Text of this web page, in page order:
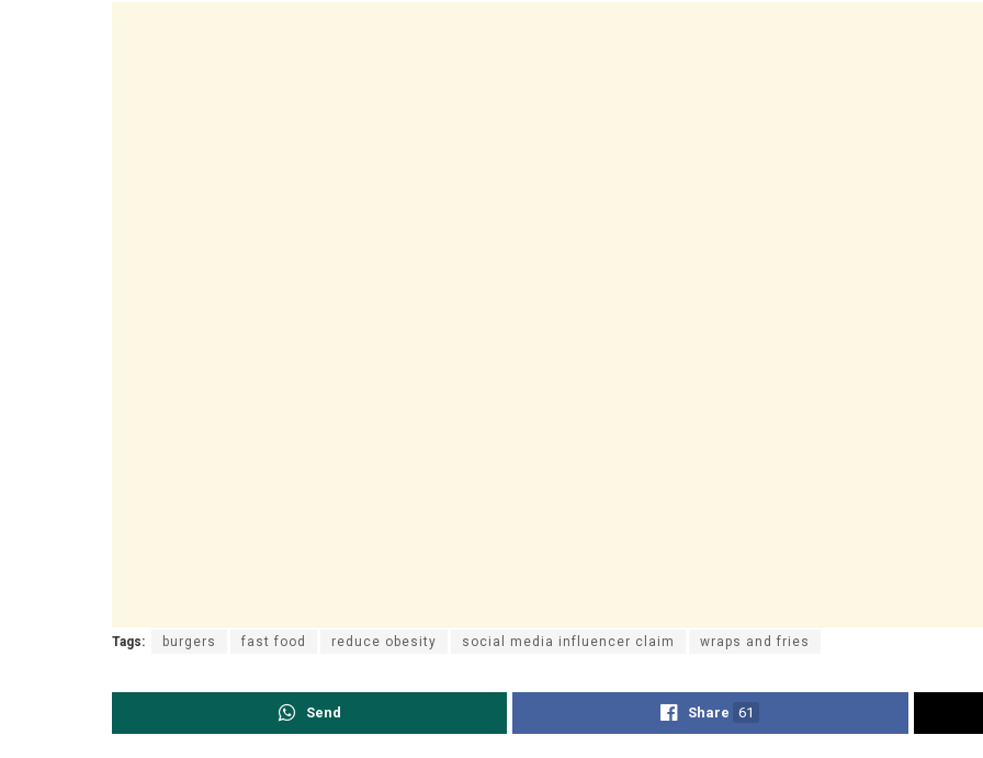
Tags: burgers fast food reduce obesity social media influencer claim wraps and fries
Send Share 61